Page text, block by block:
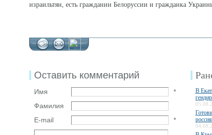
израильтян, есть гражданин Белоруссии и гражданка
Оставить комментарий
Имя
*
Фамилия
E-mail
*
В